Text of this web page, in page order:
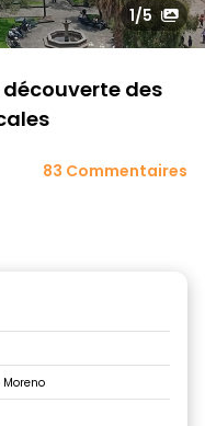
1/5
des
83 Commentaires